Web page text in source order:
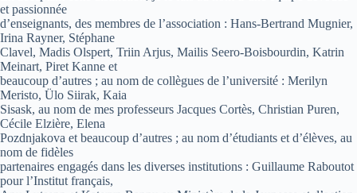
et passionnée
d’enseignants, des membres de l’association : Hans-Bertrand Mugnier,
Irina Rayner, Stéphane
Clavel, Madis Olspert, Triin Arjus, Mailis Seero-Boisbourdin, Katrin
Meinart, Piret Kanne et
beaucoup d’autres ; au nom de collègues de l’université : Merilyn
Meristo, Ülo Siirak, Kaia
Sisask, au nom de mes professeurs Jacques Cortès, Christian Puren,
Cécile Elzière, Elena
Pozdnjakova et beaucoup d’autres ; au nom d’étudiants et d’élèves, au
nom de fidèles
partenaires engagés dans les diverses institutions : Guillaume Raboutot
pour l’Institut français,